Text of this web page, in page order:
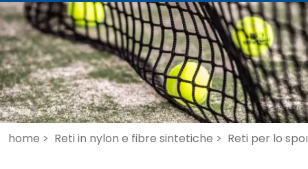
home > Reti in nylon e fibre sintetiche > Reti per lo